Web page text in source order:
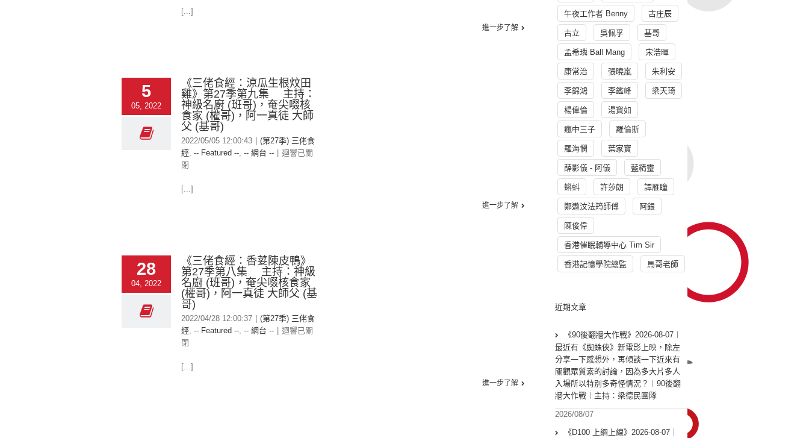
[...]
進一步了解
5
05, 2022
《三佬食經：涼瓜生根炆田
雞》第27季第九集 主持：
神級名廚 (班哥)，奄尖啜核
食家 (權哥)，阿一真徒 大師
父 (基哥)
2022/05/05 12:00:43
(第27季) 三佬食
經, -- Featured --, -- 網台 --
迴響已關
閉
[...]
進一步了解
28
04, 2022
《三佬食經：香荽陳皮鴨》
第27季第八集 主持：神級
名廚 (班哥)，奄尖啜核食家
(權哥)，阿一真徒 大師父 (基
哥)
2022/04/28 12:00:37
(第27季) 三佬食
經, -- Featured --, -- 網台 --
迴響已關
閉
[...]
進一步了解
午夜工作者 Benny 古庄辰
古立 吳佩孚 基哥
孟希璘 Ball Mang 宋浩暉
康常治 張曉嵐 朱利安
李錦鴻 李鑑峰 梁天琦
楊偉倫 湯寳如
瘋中三子 羅倫斯
羅海憫 葉家寶
薛影儀 - 阿儀 藍精靈
蝌蚪 許莎朗 譚雁瞳
鄭遨汶法筠師傅 阿銀
陳俊偉
香港催眠輔導中心 Tim Sir
香港記憶學院總監 馬哥老師
近期文章
《90後翻牆大作戰》2026-08-07︱
最近有《蜘蛛俠》新電影上映，除左
分享一下感想外，再傾談一下近來有
關觀眾質素的討論，因為多大片多人
入場所以特別多奇怪情況？︱90後翻
牆大作戰︱主持：梁德民團隊
2026/08/07
《D100 上綱上線》2026-08-07｜